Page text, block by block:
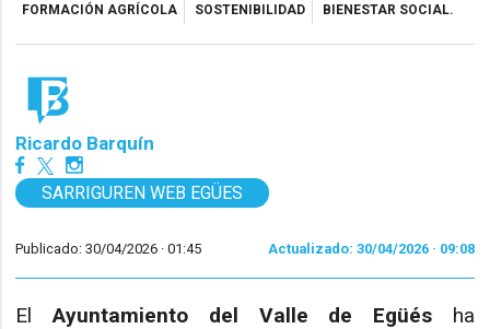
FORMACIÓN AGRÍCOLA
SOSTENIBILIDAD BIENESTAR SOCIAL.
Ricardo Barquín
SARRIGUREN WEB EGÜES
Publicado: 30/04/2026 ·01:45 Actualizado: 30/04/2026 · 09:08
ElAyuntamiento del Valle de Egüésha